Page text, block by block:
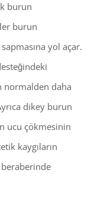
burun
burun
yol açar.
normalden daha
dikey burun
ucu çökmesinin
kaygıların